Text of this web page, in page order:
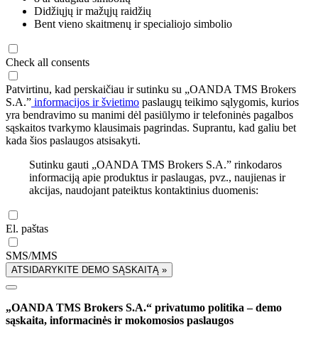
Didžiųjų ir mažųjų raidžių
Bent vieno skaitmenų ir specialiojo simbolio
Check all consents
Patvirtinu, kad perskaičiau ir sutinku su „OANDA TMS Brokers
S.A.” informacijos ir švietimo paslaugų teikimo sąlygomis, kurios
yra bendravimo su manimi dėl pasiūlymo ir telefoninės pagalbos
sąskaitos tvarkymo klausimais pagrindas. Suprantu, kad galiu bet
kada šios paslaugos atsisakyti.
Sutinku gauti „OANDA TMS Brokers S.A.” rinkodaros
informaciją apie produktus ir paslaugas, pvz., naujienas ir
akcijas, naudojant pateiktus kontaktinius duomenis:
El. paštas
SMS/MMS
ATSIDARYKITE DEMO SĄSKAITĄ »
„OANDA TMS Brokers S.A.“ privatumo politika – demo
sąskaita, informacinės ir mokomosios paslaugos